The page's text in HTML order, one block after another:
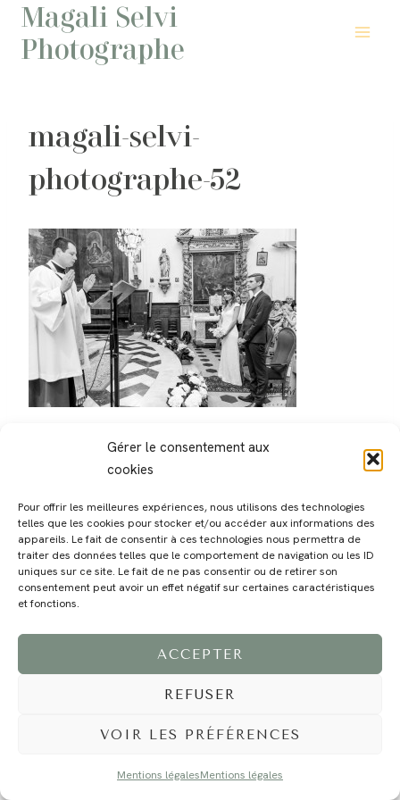
Gérer le consentement aux
cookies
Pour offrir les meilleures expériences, nous utilisons des technologies
telles que les cookies pour stocker et/ou accéder aux informations des
appareils. Le fait de consentir à ces technologies nous permettra de
traiter des données telles que le comportement de navigation ou les ID
uniques sur ce site. Le fait de ne pas consentir ou de retirer son
consentement peut avoir un effet négatif sur certaines caractéristiques
et fonctions.
ACCEPTER
REFUSER
VOIR LES PRÉFÉRENCES
Mentions légalesMentions légales
Aller
contenu
Magali Selvi
Photographe
magali-selvi-
photographe-52
MAGALI PRESTATIONS YOGA VOYAGE BLOG CONTACT
©2024 EI Magali Selvi - Photographe Famille et Mariage - Nice - Côte d'Azur -